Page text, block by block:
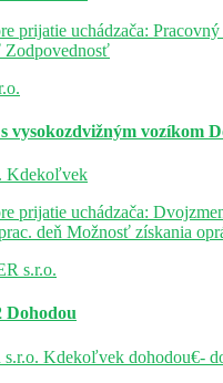
prijatie uchádzača:
vysokozdvižným vozíkom
Kdekoľvek
prijatie uchádzača:
deň Možnosť získania
Dohodou
Kdekoľvek dohodou€-